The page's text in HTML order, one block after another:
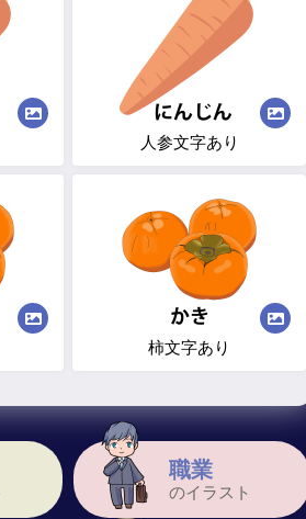
職業
のイラスト
人参文字あり
柿文字あり